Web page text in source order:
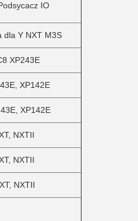
IO
dla Y NXT M3S
XP243E
XP142E
XP142E
NXTII
NXTII
NXTII